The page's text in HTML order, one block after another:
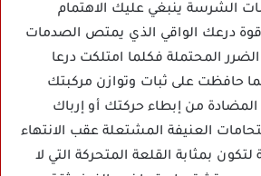
الشرسة ينبغي عليك الاهتمام
درعك الواقي الذي يمتص الصدمات
المحتملة فكلما امتلكت درعا
حافظت على ثبات وتوازن مركبتك
من إبطاء حركتك أو إرباك
العنيفة المشتعلة عقب الانتهاء
بمثابة القلعة المتحركة التي لا